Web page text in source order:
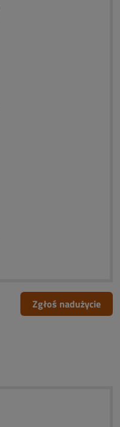
Zgłoś nadużycie